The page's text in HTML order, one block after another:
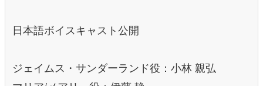
日本語ボイスキャスト公開
ジェイムス・サンダーランド役：小林 親弘